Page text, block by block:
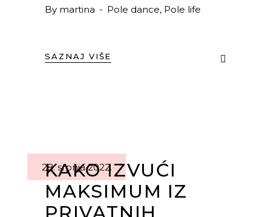
By martina Pole dance, Pole life
SAZNAJ VIŠE
28. srpnja 2022.
KAKO IZVUĆI
MAKSIMUM IZ